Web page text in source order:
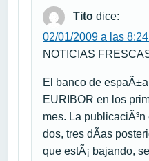
Tito dice:
02/01/2009 a las
NOTICIAS
El banco de espaÃ±a
EURIBOR en los
mes. La
dos, tres dÃ­as
que estÃ¡ bajando,